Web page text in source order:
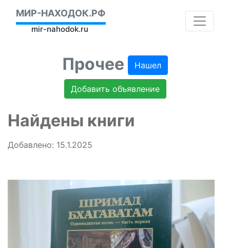
МИР-НАХОДОК.РФ
mir-nahodok.ru
Прочее Нашел
Добавить объявление
Найдены книги
Добавлено: 15.1.2025